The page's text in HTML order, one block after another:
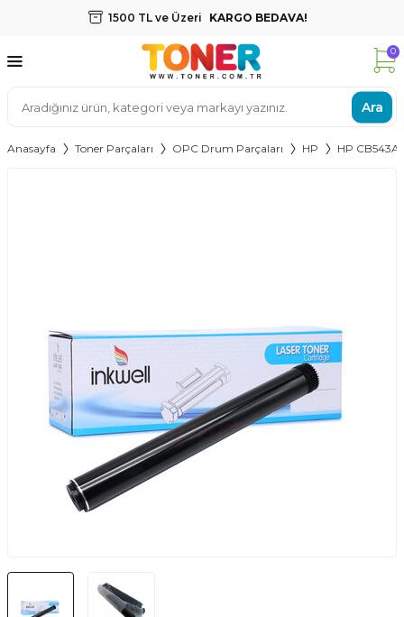
1500 TL ve Üzeri KARGO BEDAVA!
Ara
0
Anasayfa Toner Parçaları OPC Drum Parçaları HP HP CB543A